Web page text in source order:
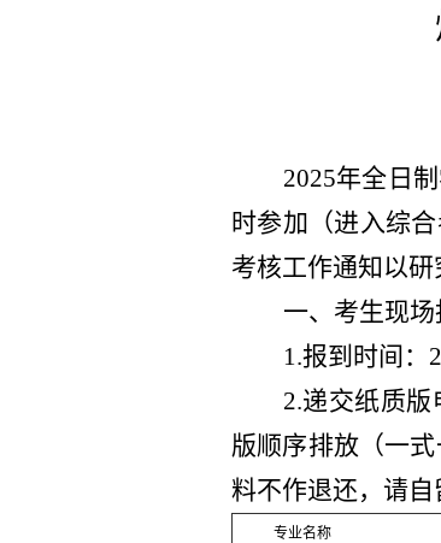
2025年全日
时参加 （进入综
考核工作通知以研
一、考生现
1.报到时间：
2.递交纸质
版顺序排放（一
料不作退还，请自
专业名称